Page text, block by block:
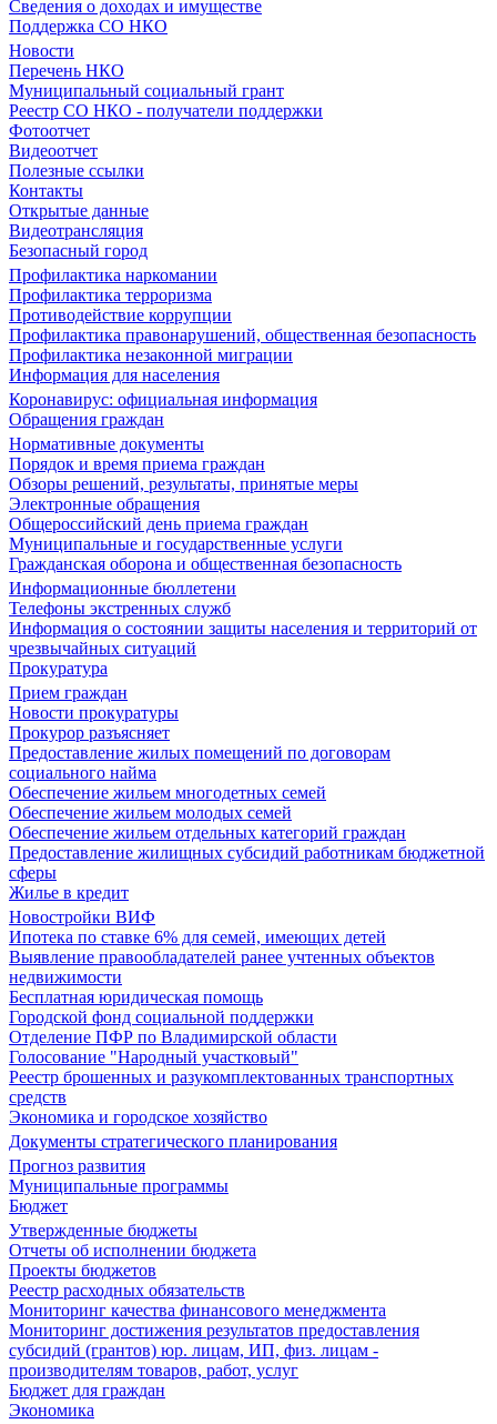
Сведения о доходах и имуществе
Поддержка СО НКО
Новости
Перечень НКО
Муниципальный социальный грант
Реестр СО НКО - получатели поддержки
Фотоотчет
Видеоотчет
Полезные ссылки
Контакты
Открытые данные
Видеотрансляция
Безопасный город
Профилактика наркомании
Профилактика терроризма
Противодействие коррупции
Профилактика правонарушений, общественная безопасность
Профилактика незаконной миграции
Информация для населения
Коронавирус: официальная информация
Обращения граждан
Нормативные документы
Порядок и время приема граждан
Обзоры решений, результаты, принятые меры
Электронные обращения
Общероссийский день приема граждан
Муниципальные и государственные услуги
Гражданская оборона и общественная безопасность
Информационные бюллетени
Телефоны экстренных служб
Информация о состоянии защиты населения и территорий от
чрезвычайных ситуаций
Прокуратура
Прием граждан
Новости прокуратуры
Прокурор разъясняет
Предоставление жилых помещений по договорам
социального найма
Обеспечение жильем многодетных семей
Обеспечение жильем молодых семей
Обеспечение жильем отдельных категорий граждан
Предоставление жилищных субсидий работникам бюджетной
сферы
Жилье в кредит
Новостройки ВИФ
Ипотека по ставке 6% для семей, имеющих детей
Выявление правообладателей ранее учтенных объектов
недвижимости
Бесплатная юридическая помощь
Городской фонд социальной поддержки
Отделение ПФР по Владимирской области
Голосование "Народный участковый"
Реестр брошенных и разукомплектованных транспортных
средств
Экономика и городское хозяйство
Документы стратегического планирования
Прогноз развития
Муниципальные программы
Бюджет
Утвержденные бюджеты
Отчеты об исполнении бюджета
Проекты бюджетов
Реестр расходных обязательств
Мониторинг качества финансового менеджмента
Мониторинг достижения результатов предоставления
субсидий (грантов) юр. лицам, ИП, физ. лицам -
производителям товаров, работ, услуг
Бюджет для граждан
Экономика